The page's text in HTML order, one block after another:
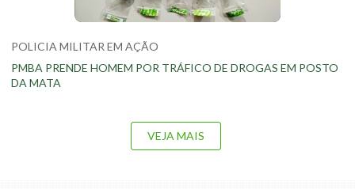
POLICIA MILITAR EM AÇÃO
PMBA PRENDE HOMEM POR TRÁFICO DE DROGAS EM POSTO
DA MATA
VEJA MAIS